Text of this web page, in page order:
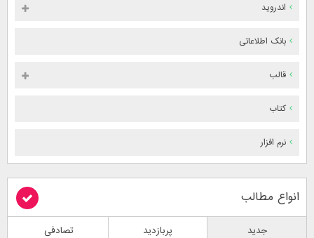
اندروید
بانک اطلاعاتی
قالب
کتاب
نرم افزار
انواع مطالب
جدید پربازدید تصادفی